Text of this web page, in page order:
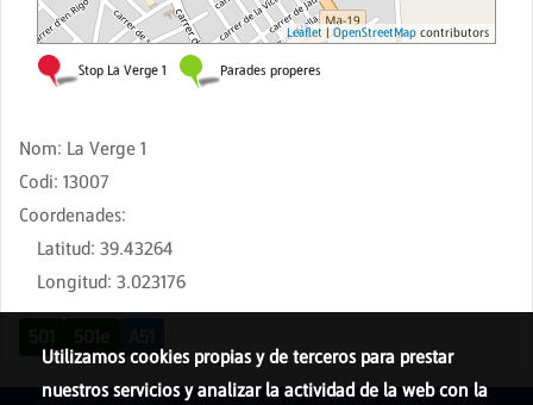
Nom: La Verge 1
Codi: 13007
Coordenades:
Latitud: 39.43264
Longitud: 3.023176
Utilizamos cookies propias y de terceros para prestar
nuestros servicios y analizar la actividad de la web con la